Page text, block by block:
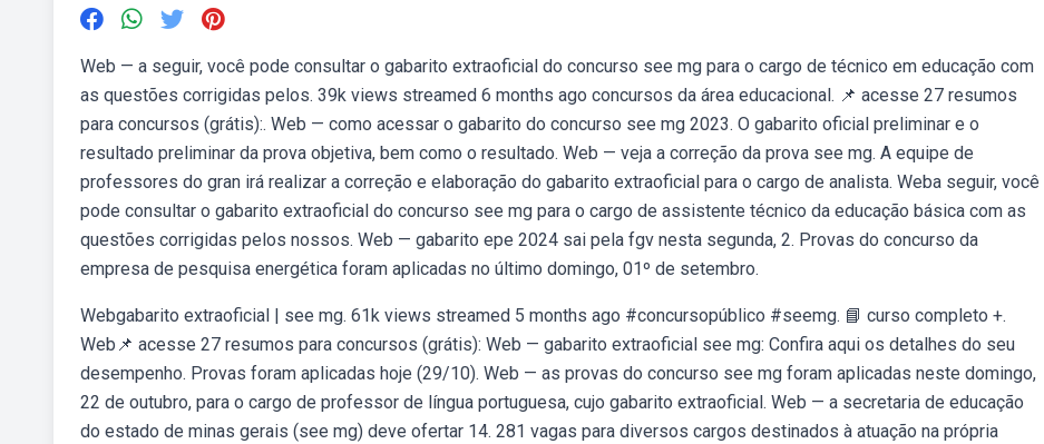
Web — a seguir, você pode consultar o gabarito extraoficial do concurso see mg para o cargo de técnico em educação com
as questões corrigidas pelos. 39k views streamed 6 months ago concursos da área educacional. 📌 acesse 27 resumos
para concursos (grátis):. Web — como acessar o gabarito do concurso see mg 2023. O gabarito oficial preliminar e o
resultado preliminar da prova objetiva, bem como o resultado. Web — veja a correção da prova see mg. A equipe de
professores do gran irá realizar a correção e elaboração do gabarito extraoficial para o cargo de analista. Weba seguir, você
pode consultar o gabarito extraoficial do concurso see mg para o cargo de assistente técnico da educação básica com as
questões corrigidas pelos nossos. Web — gabarito epe 2024 sai pela fgv nesta segunda, 2. Provas do concurso da
empresa de pesquisa energética foram aplicadas no último domingo, 01º de setembro.
Webgabarito extraoficial | see mg. 61k views streamed 5 months ago #concursopúblico #seemg. 📘 curso completo +.
Web📌 acesse 27 resumos para concursos (grátis): Web — gabarito extraoficial see mg: Confira aqui os detalhes do seu
desempenho. Provas foram aplicadas hoje (29/10). Web — as provas do concurso see mg foram aplicadas neste domingo,
22 de outubro, para o cargo de professor de língua portuguesa, cujo gabarito extraoficial. Web — a secretaria de educação
do estado de minas gerais (see mg) deve ofertar 14. 281 vagas para diversos cargos destinados à atuação na própria